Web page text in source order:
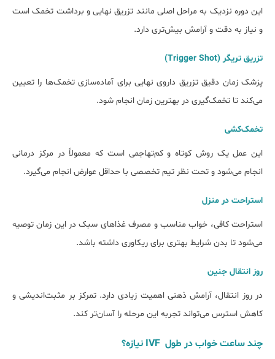
این دوره نزدیک به مراحل اصلی مانند تزریق نهایی و برداشت تخمک است
و نیاز به دقت و آرامش بیش‌تری دارد.
تزریق تریگر (Trigger Shot)
پزشک زمان دقیق تزریق داروی نهایی برای آماده‌سازی تخمک‌ها را تعیین
می‌کند تا تخمک‌گیری در بهترین زمان انجام شود.
تخمک‌کشی
این عمل یک روش کوتاه و کم‌تهاجمی است که معمولاً در مرکز درمانی
انجام می‌شود و تحت نظر تیم تخصصی با حداقل عوارض انجام می‌گیرد.
استراحت در منزل
استراحت کافی، خواب مناسب و مصرف غذاهای سبک در این زمان توصیه
می‌شود تا بدن شرایط بهتری برای ریکاوری داشته باشد.
روز انتقال جنین
در روز انتقال، آرامش ذهنی اهمیت زیادی دارد. تمرکز بر مثبت‌اندیشی و
کاهش استرس می‌تواند تجربه این مرحله را آسان‌تر کند.
چند ساعت خواب در طول IVF نیازه؟